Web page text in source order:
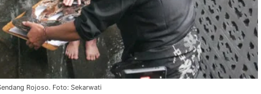
Rojoso. Foto: Sekarwati